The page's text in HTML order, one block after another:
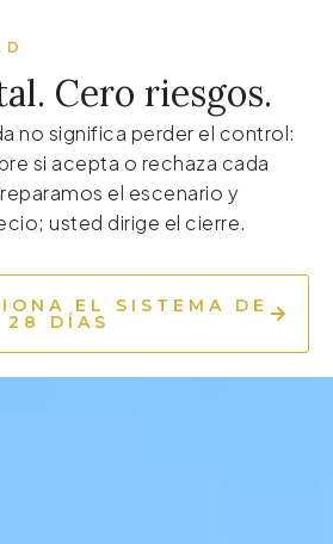
Cero riesgos.
no significa perder el control:
si acepta o rechaza cada
el escenario y
usted dirige el cierre.
EL SISTEMA DE
28 DÍAS